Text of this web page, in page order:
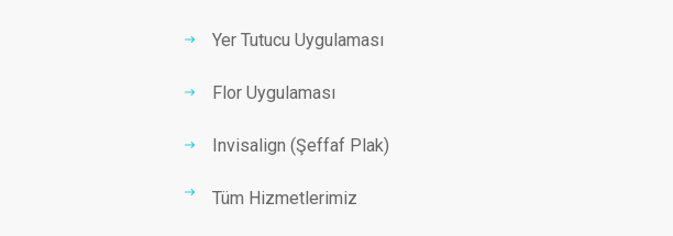
Yer Tutucu Uygulaması
Flor Uygulaması
Invisalign (Şeffaf Plak)
Tüm Hizmetlerimiz